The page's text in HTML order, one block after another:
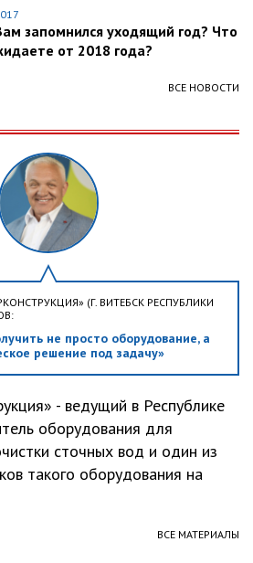
запомнился уходящий год? Что
от 2018 года?
ВСЕ НОВОСТИ
(Г. ВИТЕБСК РЕСПУБЛИКИ
не просто оборудование, а
решение под задачу»
- ведущий в Республике
оборудования для
сточных вод и один из
такого оборудования на
ВСЕ МАТЕРИАЛЫ